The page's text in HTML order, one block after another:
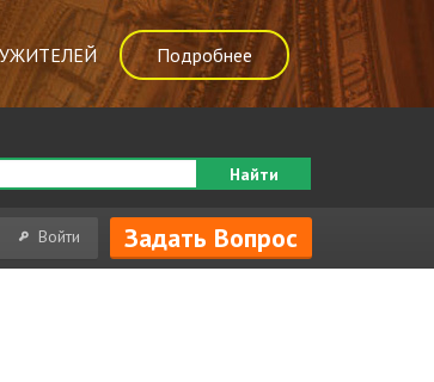
Подробнее
Найти
Войти Задать Вопрос